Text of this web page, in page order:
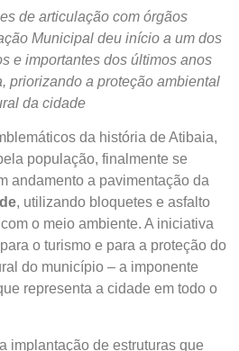
de articulação com órgãos
Municipal deu início a um dos
e importantes dos últimos anos
priorizando a proteção ambiental
da cidade
da história de Atibaia,
população, finalmente se
andamento a pavimentação da
, utilizando bloquetes e asfalto
o meio ambiente. A iniciativa
o turismo e para a proteção do
do município – a imponente
representa a cidade em todo o
implantação de estruturas que